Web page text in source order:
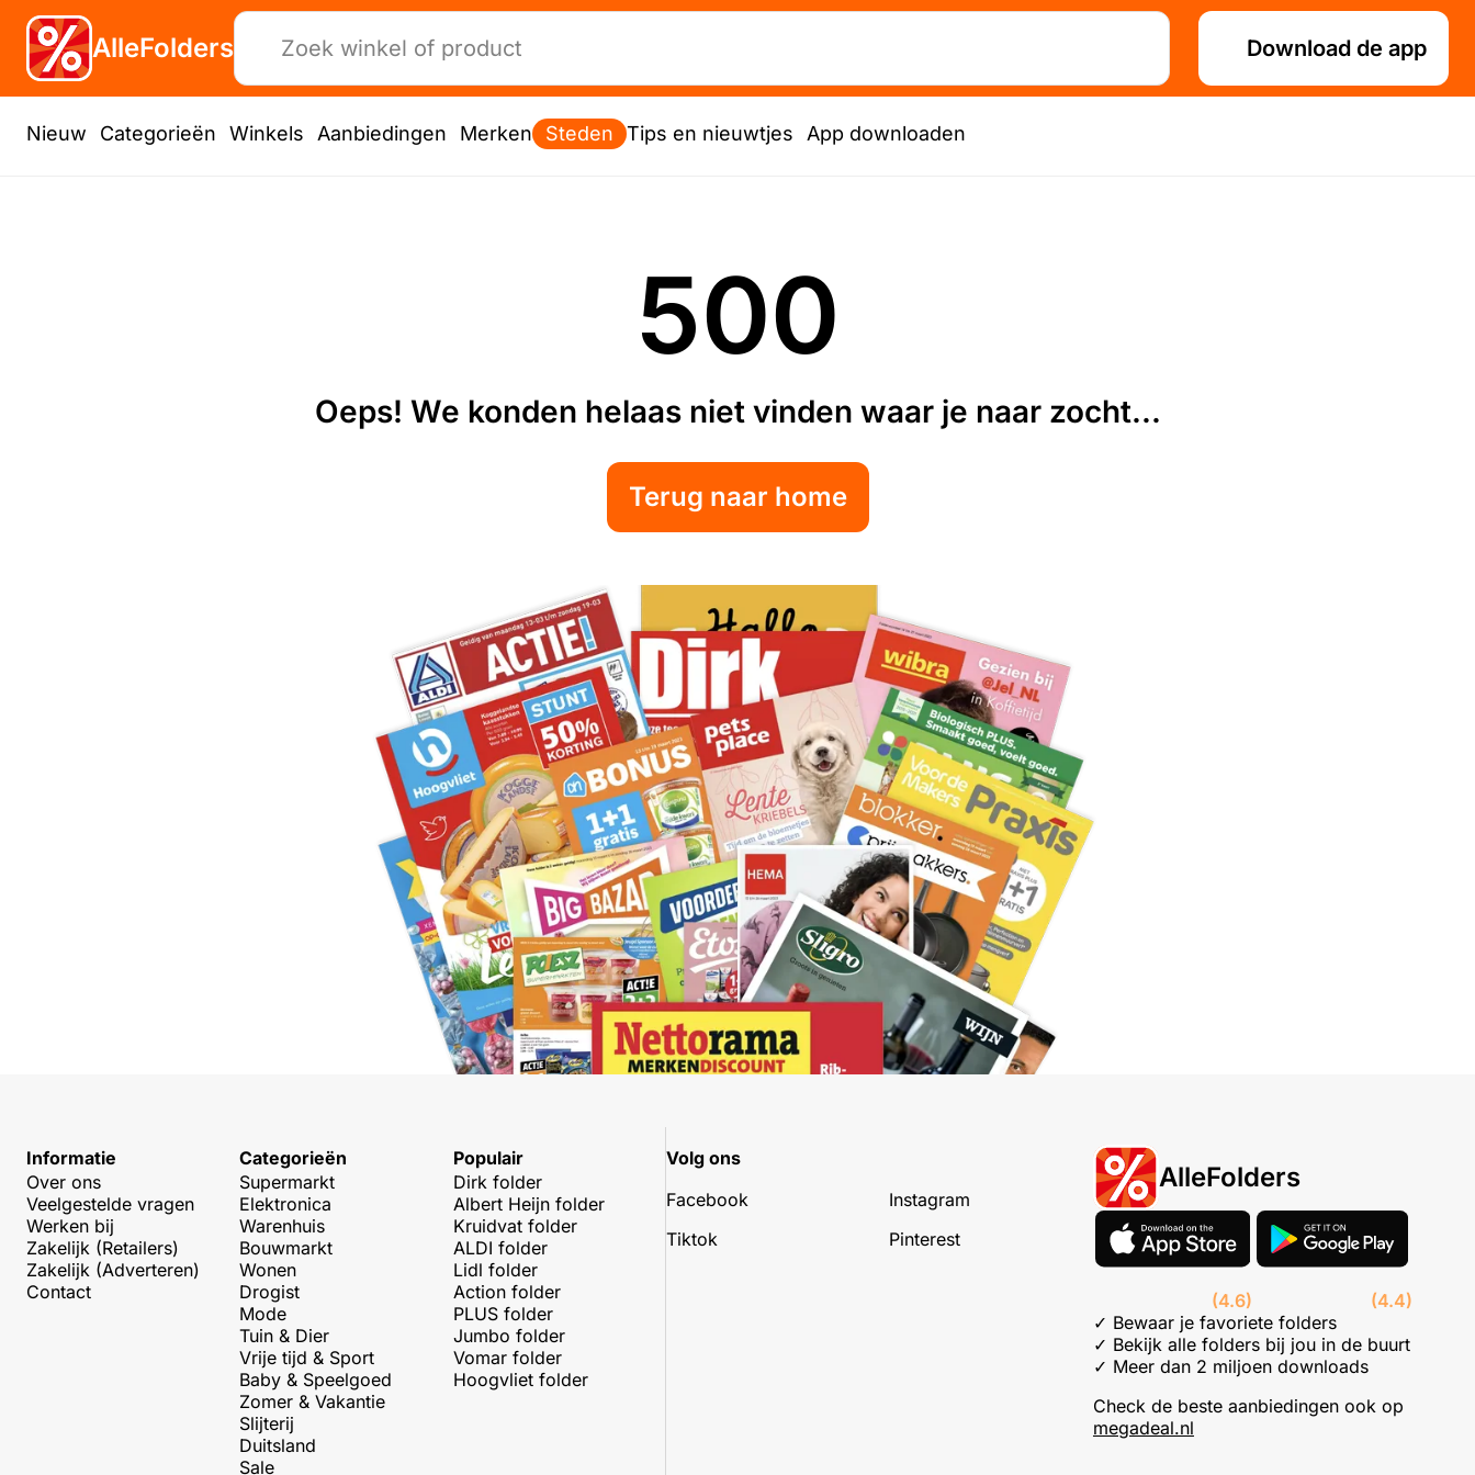
AlleFolders Download de app
Nieuw Categorieën Winkels Aanbiedingen Merken Steden Tips en nieuwtjes App downloaden
500
Oeps! We konden helaas niet vinden waar je naar zocht...
Terug naar home
Informatie
Over ons
Veelgestelde vragen
Werken bij
Zakelijk (Retailers)
Zakelijk (Adverteren)
Contact
Categorieën
Supermarkt
Elektronica
Warenhuis
Bouwmarkt
Wonen
Drogist
Mode
Tuin & Dier
Vrije tijd & Sport
Baby & Speelgoed
Zomer & Vakantie
Slijterij
Duitsland
Sale
Populair
Dirk folder
Albert Heijn folder
Kruidvat folder
ALDI folder
Lidl folder
Action folder
PLUS folder
Jumbo folder
Vomar folder
Hoogvliet folder
Volg ons
Facebook
Instagram
Tiktok
Pinterest
AlleFolders
(4.6)
(4.4)
✓ Bewaar je favoriete folders
✓ Bekijk alle folders bij jou in de buurt
✓ Meer dan 2 miljoen downloads
Check de beste aanbiedingen ook op
megadeal.nl